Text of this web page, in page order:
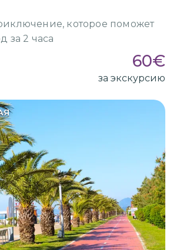
которое поможет
за 2 часа
60€
за экскурсию